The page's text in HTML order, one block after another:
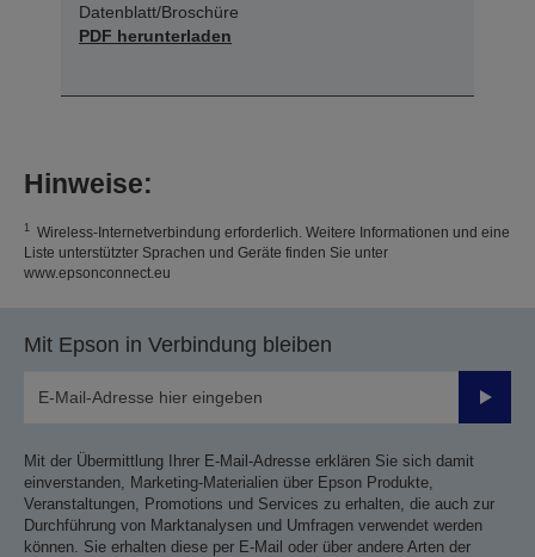
Datenblatt/Broschüre
PDF herunterladen
Hinweise:
1 Wireless-Internetverbindung erforderlich. Weitere Informationen und eine
Liste unterstützter Sprachen und Geräte finden Sie unter
www.epsonconnect.eu
Mit Epson in Verbindung bleiben
Mit der Übermittlung Ihrer E-Mail-Adresse erklären Sie sich damit
einverstanden, Marketing-Materialien über Epson Produkte,
Veranstaltungen, Promotions und Services zu erhalten, die auch zur
Durchführung von Marktanalysen und Umfragen verwendet werden
können. Sie erhalten diese per E-Mail oder über andere Arten der